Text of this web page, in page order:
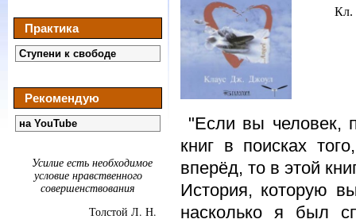
Практика
Ступени к свободе
Рекомендую
на YouTube
Усилие есть необходимое
условие нравственного
совершенствования
Толстой Л. Н.
Кл.
"Если вы человек,
книг в поисках
вперёд, то в этой
История, которую
насколько я был